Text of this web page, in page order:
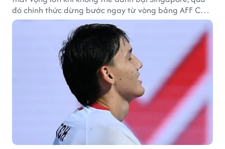
đó chính thức dừng bước ngay từ vòng bảng AFF Cup
2026.